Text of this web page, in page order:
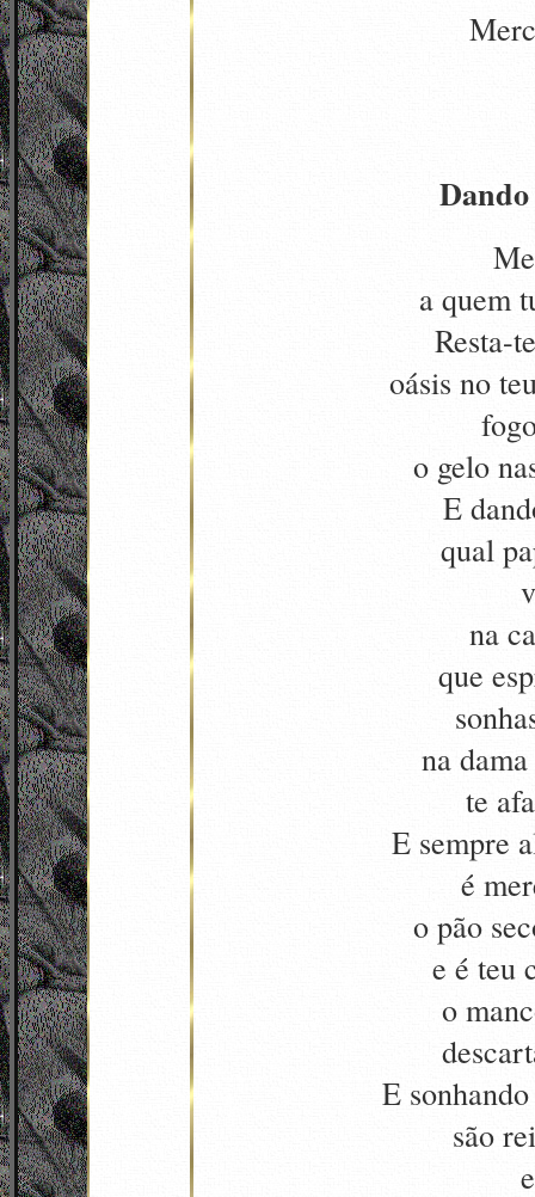
a quem
Resta-
oásis no
o gelo
E
qual
na
que
na
te
E sempre
é
o pão
e é teu
o
E
são